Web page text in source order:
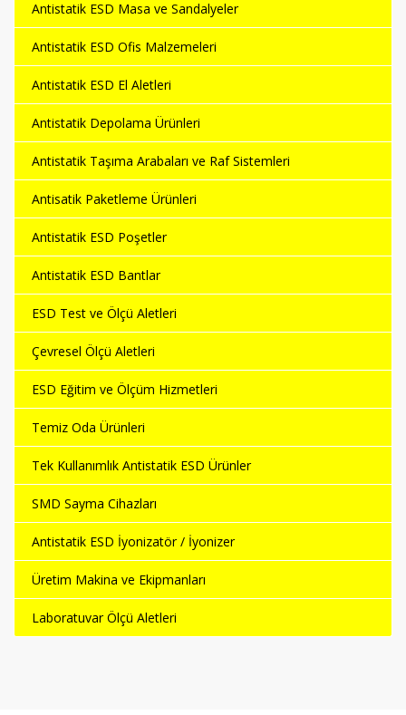
Antistatik ESD Masa ve Sandalyeler
Antistatik ESD Ofis Malzemeleri
Antistatik ESD El Aletleri
Antistatik Depolama Ürünleri
Antistatik Taşıma Arabaları ve Raf Sistemleri
Antisatik Paketleme Ürünleri
Antistatik ESD Poşetler
Antistatik ESD Bantlar
ESD Test ve Ölçü Aletleri
Çevresel Ölçü Aletleri
ESD Eğitim ve Ölçüm Hizmetleri
Temiz Oda Ürünleri
Tek Kullanımlık Antistatik ESD Ürünler
SMD Sayma Cihazları
Antistatik ESD İyonizatör / İyonizer
Üretim Makina ve Ekipmanları
Laboratuvar Ölçü Aletleri